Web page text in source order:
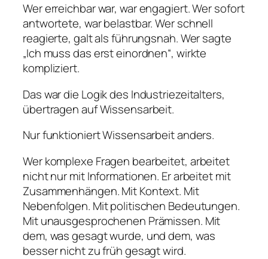
Wer erreichbar war, war engagiert. Wer sofort
antwortete, war belastbar. Wer schnell
reagierte, galt als führungsnah. Wer sagte
„Ich muss das erst einordnen“, wirkte
kompliziert.
Das war die Logik des Industriezeitalters,
übertragen auf Wissensarbeit.
Nur funktioniert Wissensarbeit anders.
Wer komplexe Fragen bearbeitet, arbeitet
nicht nur mit Informationen. Er arbeitet mit
Zusammenhängen. Mit Kontext. Mit
Nebenfolgen. Mit politischen Bedeutungen.
Mit unausgesprochenen Prämissen. Mit
dem, was gesagt wurde, und dem, was
besser nicht zu früh gesagt wird.